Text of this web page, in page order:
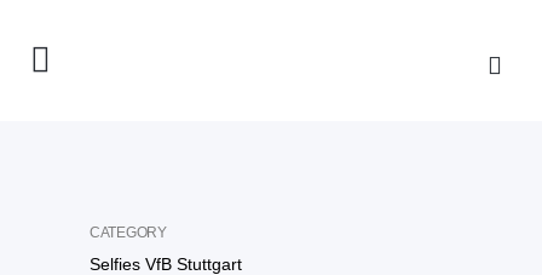
CATEGORY
Selfies VfB Stuttgart